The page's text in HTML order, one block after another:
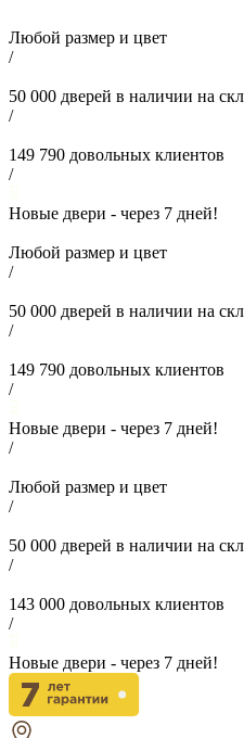
Любой размер и цвет
/
50 000 дверей в наличии на
/
149 790 довольных клиентов
/
Новые двери - через 7 дней!
Любой размер и цвет
/
50 000 дверей в наличии на
/
149 790 довольных клиентов
/
Новые двери - через 7 дней!
/
Любой размер и цвет
/
50 000 дверей в наличии на
/
143 000 довольных клиентов
/
Новые двери - через 7 дней!